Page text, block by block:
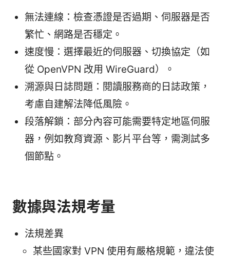
無法連線：檢查憑證是否過期、伺服器是否
繁忙、網路是否穩定。
速度慢：選擇最近的伺服器、切換協定（如
從 OpenVPN 改用 WireGuard）。
溯源與日誌問題：閱讀服務商的日誌政策，
考慮自建解法降低風險。
段落解鎖：部分內容可能需要特定地區伺服
器，例如教育資源、影片平台等，需測試多
個節點。
數據與法規考量
法規差異
某些國家對 VPN 使用有嚴格規範，違法使